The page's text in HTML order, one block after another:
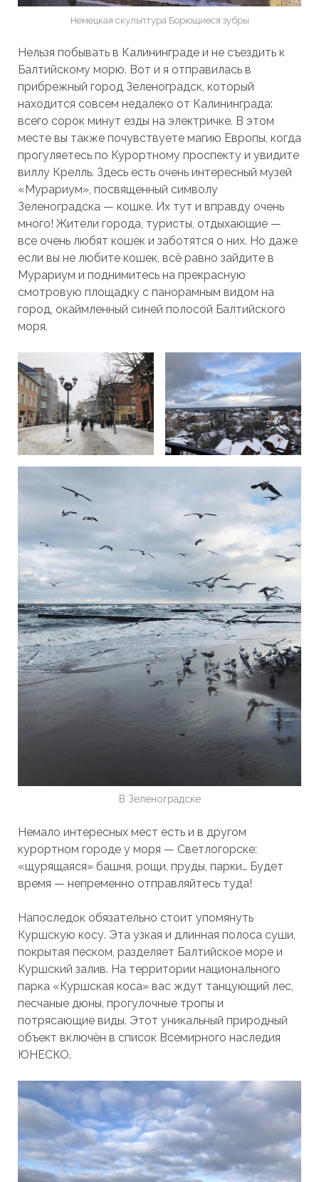
Немецкая скульптура Борющиеся зубры
Нельзя побывать в Калининграде и не съездить к
Балтийскому морю. Вот и я отправилась в
прибрежный город Зеленоградск, который
находится совсем недалеко от Калининграда:
всего сорок минут езды на электричке. В этом
месте вы также почувствуете магию Европы, когда
прогуляетесь по Курортному проспекту и увидите
виллу Крелль. Здесь есть очень интересный музей
«Мурариум», посвященный символу
Зеленоградска — кошке. Их тут и вправду очень
много! Жители города, туристы, отдыхающие —
все очень любят кошек и заботятся о них. Но даже
если вы не любите кошек, всё равно зайдите в
Мурариум и поднимитесь на прекрасную
смотровую площадку с панорамным видом на
город, окаймленный синей полосой Балтийского
моря.
В Зеленоградске
Немало интересных мест есть и в другом
курортном городе у моря — Светлогорске:
«щурящаяся» башня, рощи, пруды, парки… Будет
время — непременно отправляйтесь туда!
Напоследок обязательно стоит упомянуть
Куршскую косу. Эта узкая и длинная полоса суши,
покрытая песком, разделяет Балтийское море и
Куршский залив. На территории национального
парка «Куршская коса» вас ждут танцующий лес,
песчаные дюны, прогулочные тропы и
потрясающие виды. Этот уникальный природный
объект включён в список Всемирного наследия
ЮНЕСКО.